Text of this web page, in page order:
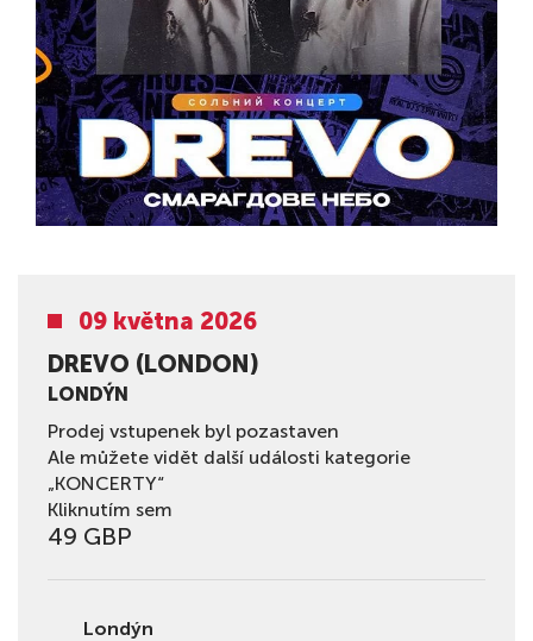
09 května 2026
DREVO (LONDON)
LONDÝN
Prodej vstupenek byl pozastaven
Ale můžete vidět další události kategorie
„KONCERTY“
Kliknutím sem
49 GBP
Londýn